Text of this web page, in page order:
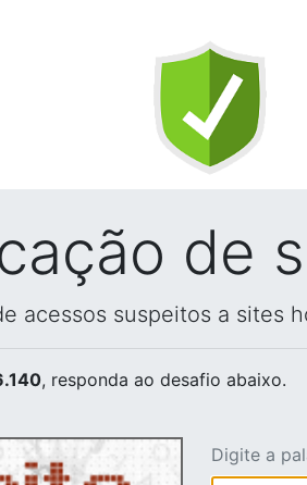
de
acessos suspeitos a sites
, responda ao desafio abaixo.
Digite a